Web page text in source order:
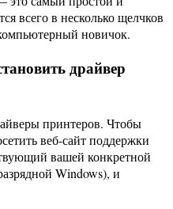
всего в несколько щелчков
новичок.
драйвер
принтеров. Чтобы
веб-сайт поддержки
вашей конкретной
Windows), и